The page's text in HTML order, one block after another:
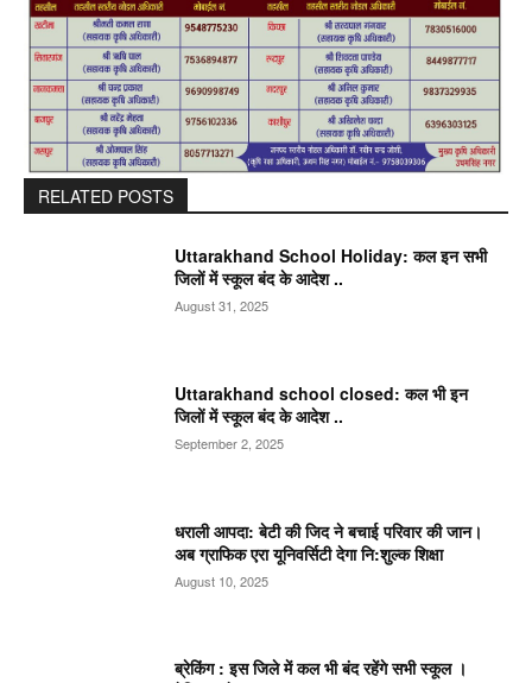
RELATED POSTS
Uttarakhand School Holiday: कल इन सभी
जिलों में स्कूल बंद के आदेश ..
August 31, 2025
Uttarakhand school closed: कल भी इन
जिलों में स्कूल बंद के आदेश ..
September 2, 2025
धराली आपदा: बेटी की जिद ने बचाई परिवार की जान।
अब ग्राफिक एरा यूनिवर्सिटी देगा नि:शुल्क शिक्षा
August 10, 2025
ब्रेकिंग : इस जिले में कल भी बंद रहेंगे सभी स्कूल ।